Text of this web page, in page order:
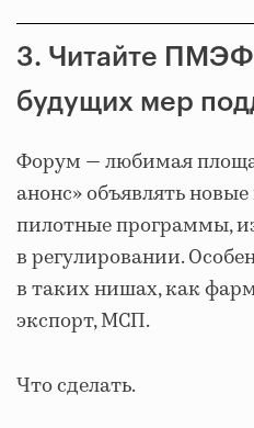
3. Читайте ПМЭФ
будущих мер
Форум — любимая
анонс» объявлять
пилотные программы,
в регулировании.
в таких нишах, как
экспорт, МСП.
Что сделать.